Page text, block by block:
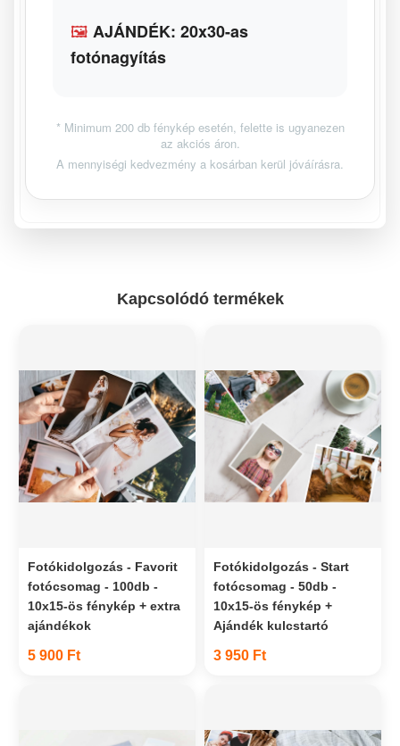
🖼️ AJÁNDÉK: 20x30-as
fotónagyítás
* Minimum 200 db fénykép esetén, felette is ugyanezen
az akciós áron.
A mennyiségi kedvezmény a kosárban kerül jóváírásra.
Kapcsolódó termékek
Fotókidolgozás - Favorit
fotócsomag - 100db -
10x15-ös fénykép + extra
ajándékok
5 900 Ft
Fotókidolgozás - Start
fotócsomag - 50db -
10x15-ös fénykép +
Ajándék kulcstartó
3 950 Ft